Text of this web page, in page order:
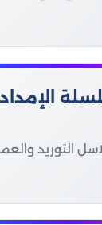
الإمداد
التوريد